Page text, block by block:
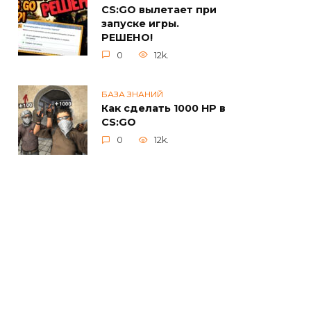
CS:GO вылетает при
запуске игры.
РЕШЕНО!
0 12k.
БАЗА ЗНАНИЙ
Как сделать 1000 HP в
CS:GO
0 12k.